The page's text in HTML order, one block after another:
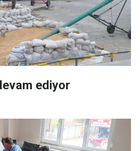
ediyor